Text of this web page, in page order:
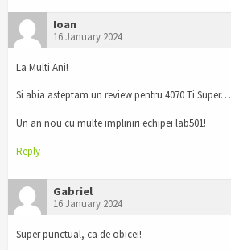
Ioan
16 January 2024
La Multi Ani!
Si abia asteptam un review pentru 4070 Ti Super…
Un an nou cu multe impliniri echipei lab501!
Reply
Gabriel
16 January 2024
Super punctual, ca de obicei!